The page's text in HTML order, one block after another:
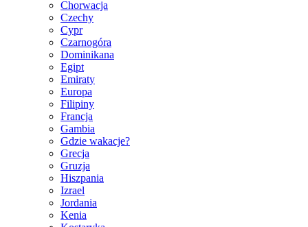
Chorwacja
Czechy
Cypr
Czarnogóra
Dominikana
Egipt
Emiraty
Europa
Filipiny
Francja
Gambia
Gdzie wakacje?
Grecja
Gruzja
Hiszpania
Izrael
Jordania
Kenia